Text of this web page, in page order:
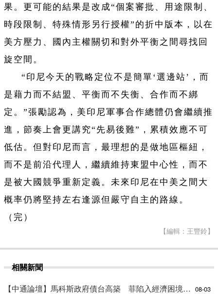
果。更可能的結果是改成“個案審批、用途限制、
時段限制、特殊情形另行授權”的折中版本，以在
美方壓力、國內主權關切和對外平衡之間尋找回
旋空間。
“印尼今天的戰略定位不是簡單‘選邊站’，而
是藉力而不結盟、平衡而不失衡、合作而不綁
定。”張勵認為，美印尼軍事合作總體仍會繼續推
進，節奏上會更講究“先易後難”，累積效應不可
低估。但對印尼而言，最理想的是做地區樞紐，
而不是前沿代理人，繼續維持東盟中心性，而不
是被大國競爭重新定義。未來印尼在中美之間大
概率仍將堅持左右逢源但嚴守自主的路線。
（完）
【編輯：王豐鈴】
相關新聞
【中通論壇】馬科斯政府債台高築 菲陷入經濟困境與南海對抗惡循環？ 08-03